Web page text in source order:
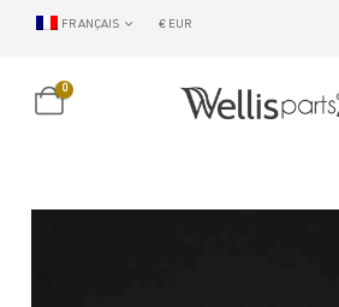
FRANÇAIS € EUR
0